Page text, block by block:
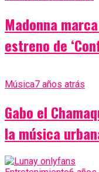
Madonna
estreno de
Música7 años atrás
Gabo el
la música